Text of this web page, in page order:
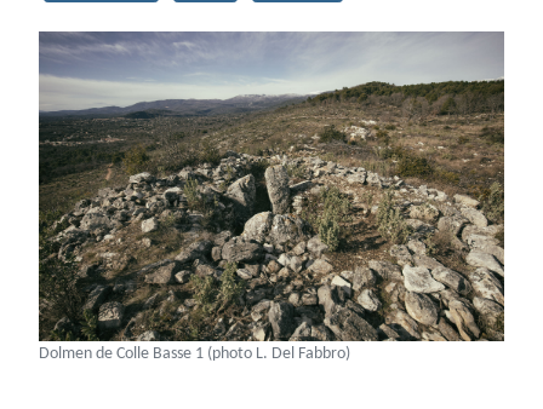
Dolmen de Colle Basse 1 (photo L. Del Fabbro)